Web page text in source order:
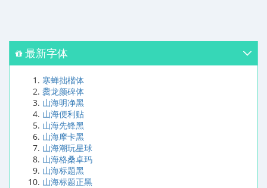
最新字体
寒蝉拙楷体
爨龙颜碑体
山海明净黑
山海便利贴
山海先锋黑
山海摩卡黑
山海潮玩星球
山海格桑卓玛
山海标题黑
山海标题正黑